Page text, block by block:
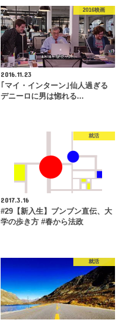
2016映画
2016.11.23
｢マイ・インターン｣仙人過ぎる
デニーロに男は惚れる...
就活
2017.3.16
#29【新入生】ブンブン直伝、大
学の歩き方 #春から法政
就活